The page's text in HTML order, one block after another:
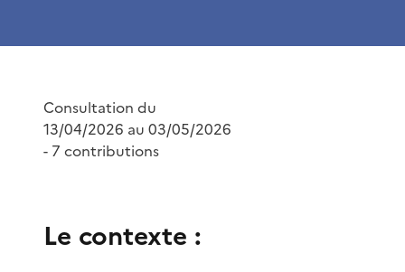
Consultation du
13/04/2026 au 03/05/2026
- 7 contributions
Le contexte :